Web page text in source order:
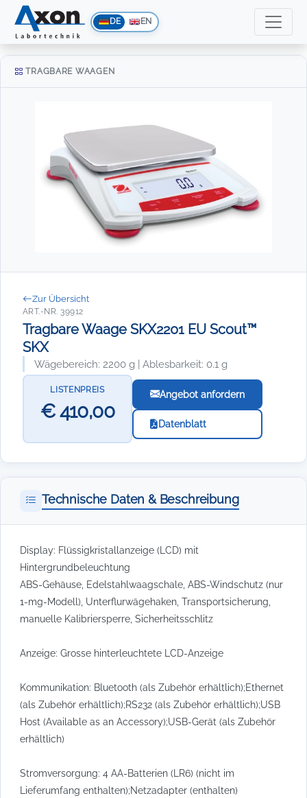
DE EN
TRAGBARE WAAGEN
Zur Übersicht
ART.-NR. 39912
Tragbare Waage SKX2201 EU Scout™
SKX
Wägebereich: 2200 g | Ablesbarkeit: 0.1 g
LISTENPREIS
€ 410,00
Angebot anfordern
Datenblatt
Technische Daten & Beschreibung
Display: Flüssigkristallanzeige (LCD) mit
Hintergrundbeleuchtung
ABS-Gehäuse, Edelstahlwaagschale, ABS-Windschutz (nur
1-mg-Modell), Unterflurwägehaken, Transportsicherung,
manuelle Kalibriersperre, Sicherheitsschlitz
Anzeige: Grosse hinterleuchtete LCD-Anzeige
Kommunikation: Bluetooth (als Zubehör erhältlich);Ethernet
(als Zubehör erhältlich);RS232 (als Zubehör erhältlich);USB
Host (Available as an Accessory);USB-Gerät (als Zubehör
erhältlich)
Stromversorgung: 4 AA-Batterien (LR6) (nicht im
Lieferumfang enthalten);Netzadapter (enthalten)